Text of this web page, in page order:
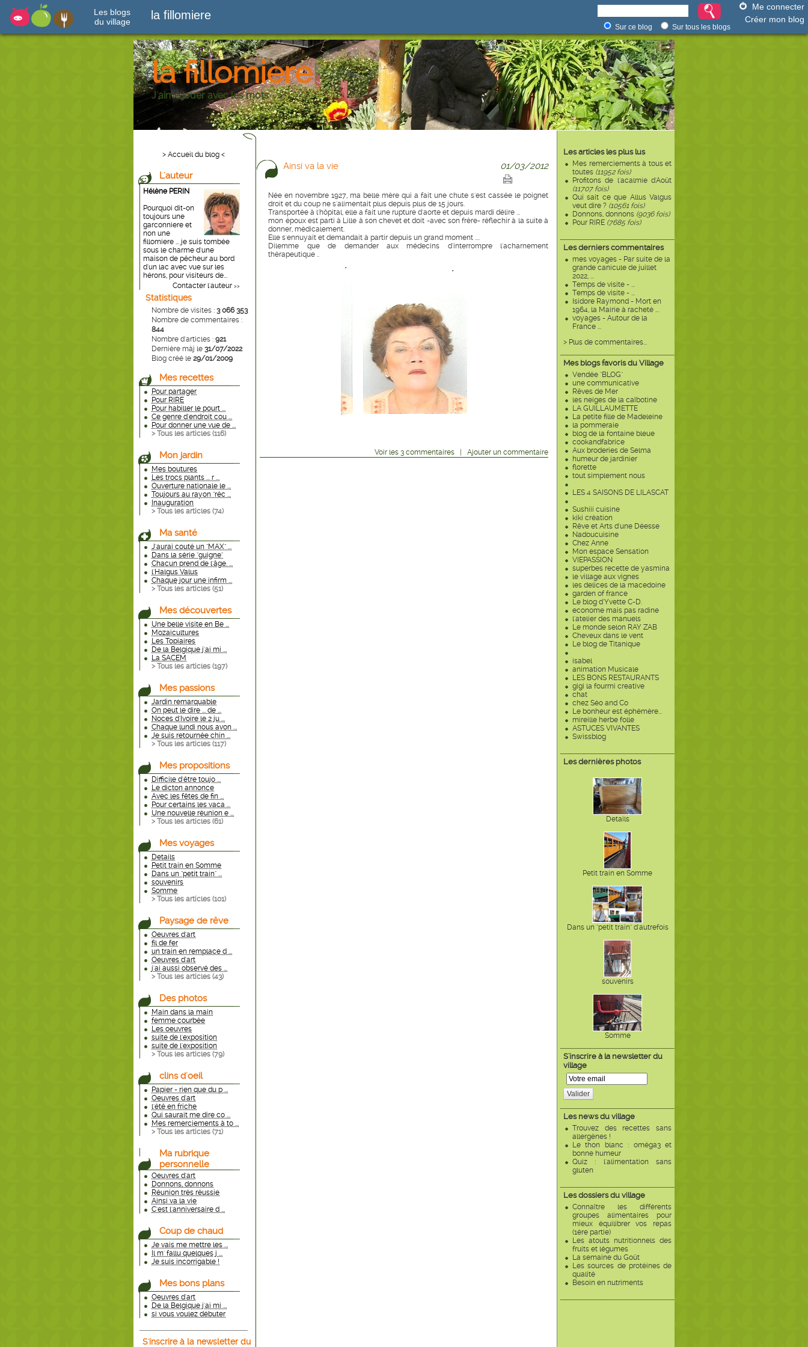
Les blogs
du village
la fillomiere
Me connecter
Créer mon blog
Sur ce blog Sur tous les blogs
la fillomiere
J'aime jouer avec les mots
Les articles les plus lus
Mes remerciements à tous et
toutes (11952 fois)
Profitons de l'acalmie d'Août
(11707 fois)
Qui sait ce que Allus Valgus
veut dire ? (10561 fois)
Donnons, donnons (9036 fois)
Pour RIRE (7685 fois)
Les derniers commentaires
mes voyages - Par suite de la
grande canicule de juillet
2022, ...
Temps de visite - ...
Temps de visite - ...
Isidore Raymond - Mort en
1964, la Mairie à racheté ...
voyages - Autour de la
France ...
> Plus de commentaires...
Mes blogs favoris du Village
Vendée "BLOG"
une communicative
Rêves de Mer
les neiges de la caîbotine
LA GUILLAUMETTE
La petite fille de Madeleine
la pommeraie
blog de la fontaine bleue
cookandfabrice
Aux broderies de Selma
humeur de jardinier
florette
tout simplement nous
LES 4 SAISONS DE LILASCAT
Sushiii cuisine
kiki création
Rêve et Arts d'une Déesse
Nadoucuisine
Chez Anne
Mon espace Sensation
VIEPASSION
superbes recette de yasmina
le village aux vignes
les delices de la macedoine
garden of france
Le blog d'Yvette C-D.
econome mais pas radine
l'atelier des manuels
Le monde selon RAY ZAB
Cheveux dans le vent
Le blog de Titanique
isabel
animation Musicale
LES BONS RESTAURANTS
gigi la fourmi creative
chat
chez Séo and Co
Le bonheur est éphémère...
mireille herbe folle
ASTUCES VIVANTES
Swissblog
Les dernières photos
Details
Petit train en Somme
Dans un "petit train" d'autrefois
souvenirs
Somme
S'inscrire à la newsletter du
village
Valider
Les news du village
Trouvez des recettes sans
allergènes !
Le thon blanc : oméga3 et
bonne humeur
Quiz : l'alimentation sans
gluten
Les dossiers du village
Connaître les différents
groupes alimentaires pour
mieux équilibrer vos repas
(1ère partie)
Les atouts nutritionnels des
fruits et légumes
La semaine du Goût
Les sources de protéines de
qualité
Besoin en nutriments
> Accueil du blog <
L'auteur
Hélène PERIN
Pourquoi dit-on
toujours une
garconniere et
non une
fillomiere ... je suis tombée
sous le charme d'une
maison de pêcheur au bord
d'un lac avec vue sur les
hérons, pour visiteurs de...
Contacter l'auteur >>
Statistiques
Nombre de visites : 3 066 353
Nombre de commentaires :
844
Nombre d'articles : 921
Dernière màj le 31/07/2022
Blog créé le 29/01/2009
Mes recettes
Pour partager
Pour RIRE
Pour habiller le pourt ...
Ce genre d'endroit cou ...
Pour donner une vue de ...
> Tous les articles (116)
Mon jardin
Mes boutures
Les trocs plants ... r ...
Ouverture nationale le ...
Toujours au rayon "réc ...
Inauguration
> Tous les articles (74)
Ma santé
J'aurai couté un "MAX" ...
Dans la série "guigne"
Chacun prend de l'âge. ...
l'Halgus Valus
Chaque jour une infirm ...
> Tous les articles (51)
Mes découvertes
Une belle visite en Be ...
Mozaicultures
Les Topiaires
De la Belgique j'ai mi ...
La SACEM
> Tous les articles (197)
Mes passions
Jardin remarquable
On peut le dire ... de ...
Noces d'Ivoire le 2 ju ...
Chaque lundi nous avon ...
Je suis retournée chin ...
> Tous les articles (117)
Mes propositions
Difficile d'être toujo ...
Le dicton annonce
Avec les fêtes de fin ...
Pour certains les vaca ...
Une nouvelle réunion e ...
> Tous les articles (61)
Mes voyages
Details
Petit train en Somme
Dans un "petit train" ...
souvenirs
Somme
> Tous les articles (101)
Paysage de rêve
Oeuvres d'art
fil de fer
un train en remplace d ...
Oeuvres d'art
j'ai aussi observé des ...
> Tous les articles (43)
Des photos
Main dans la main
femme courbée
Les oeuvres
suite de l'exposition
suite de l'exposition
> Tous les articles (79)
clins d'oeil
Papier - rien que du p ...
Oeuvres d'art
l'été en friche
Qui saurait me dire co ...
Mes remerciements à to ...
> Tous les articles (71)
Ma rubrique
personnelle
Oeuvres d'art
Donnons, donnons
Réunion très réussie
Ainsi va la vie
C'est l'anniversaire d ...
Coup de chaud
Je vais me mettre les ...
Il m' fallu quelques j ...
Je suis incorrigable !
Mes bons plans
Oeuvres d'art
De la Belgique j'ai mi ...
si vous voulez débuter
S'inscrire à la newsletter du
Ainsi va la vie 01/03/2012
Née en novembre 1927, ma belle mère qui a fait une chute s'est cassée le poignet
droit et du coup ne s'alimentait plus depuis plus de 15 jours.
Transportée à l'hôpital, elle a fait une rupture d'aorte et depuis mardi délire ...
mon époux est parti à Lille à son chevet et doit -avec son frère- réflechir à la suite à
donner, médicalement.
Elle s'ennuyait et demandait à partir depuis un grand moment ....
Dilemme que de demander aux médecins d'interrompre l'acharnement
thérapeutique ..
Voir les 3 commentaires Ajouter un commentaire